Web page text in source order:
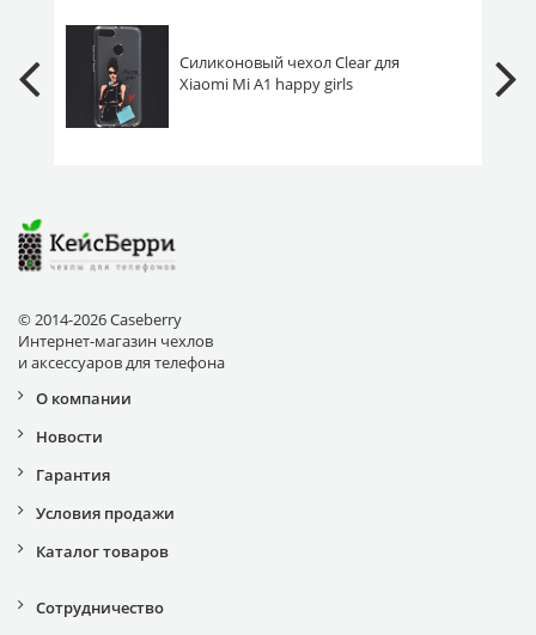
Силиконовый чехол Clear для
Xiaomi Mi A1 happy girls
© 2014-2026 Caseberry
Интернет-магазин чехлов
и аксессуаров для телефона
О компании
Новости
Гарантия
Условия продажи
Каталог товаров
Сотрудничество